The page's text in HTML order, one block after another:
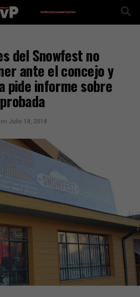
del Snowfest no
ante el concejo y
pide informe sobre
en Julio 18, 2018